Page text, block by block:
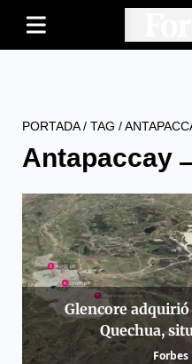
PORTADA/ TAG /
Antapaccay
Glencore
Quechua,
Forbes